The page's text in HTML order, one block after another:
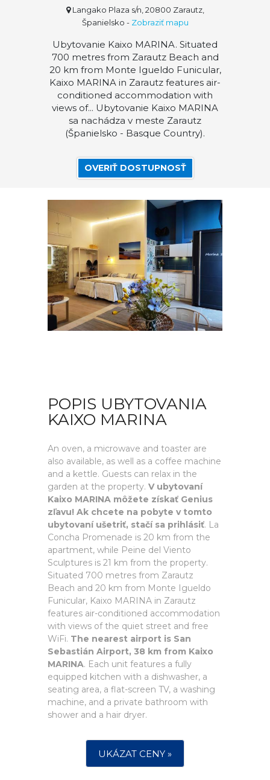
Langako Plaza s/n, 20800 Zarautz,
Španielsko - Zobraziť mapu
Ubytovanie Kaixo MARINA. Situated
700 metres from Zarautz Beach and
20 km from Monte Igueldo Funicular,
Kaixo MARINA in Zarautz features air-
conditioned accommodation with
views of... Ubytovanie Kaixo MARINA
sa nachádza v meste Zarautz
(Španielsko - Basque Country).
OVERIŤ DOSTUPNOSŤ
POPIS UBYTOVANIA
KAIXO MARINA
An oven, a microwave and toaster are
also available, as well as a coffee machine
and a kettle. Guests can relax in the
garden at the property. V ubytovaní
Kaixo MARINA môžete získať Genius
zľavu! Ak chcete na pobyte v tomto
ubytovaní ušetriť, stačí sa prihlásiť. La
Concha Promenade is 20 km from the
apartment, while Peine del Viento
Sculptures is 21 km from the property.
Situated 700 metres from Zarautz
Beach and 20 km from Monte Igueldo
Funicular, Kaixo MARINA in Zarautz
features air-conditioned accommodation
with views of the quiet street and free
WiFi. The nearest airport is San
Sebastián Airport, 38 km from Kaixo
MARINA. Each unit features a fully
equipped kitchen with a dishwasher, a
seating area, a flat-screen TV, a washing
machine, and a private bathroom with
shower and a hair dryer.
UKÁZAT CENY »